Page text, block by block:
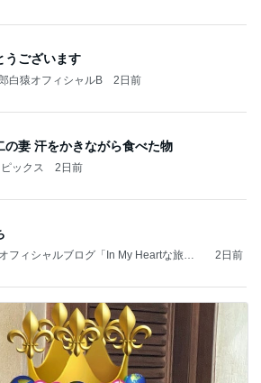
うございます
白猿オフィシャルB 2日前
の妻 汗をかきながら食べた物
ックス 2日前
フィシャルブログ「In My Heartな旅日
2日前